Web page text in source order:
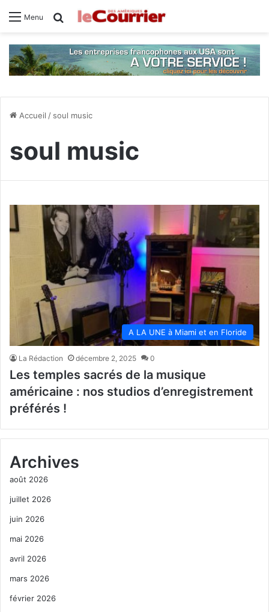
Menu Rechercher
Accueil / soul music
soul music
A LA UNE à Miami et en Floride
La Rédaction décembre 2, 2025 0
Les temples sacrés de la musique
américaine : nos studios d’enregistrement
préférés !
Archives
août 2026
juillet 2026
juin 2026
mai 2026
avril 2026
mars 2026
février 2026